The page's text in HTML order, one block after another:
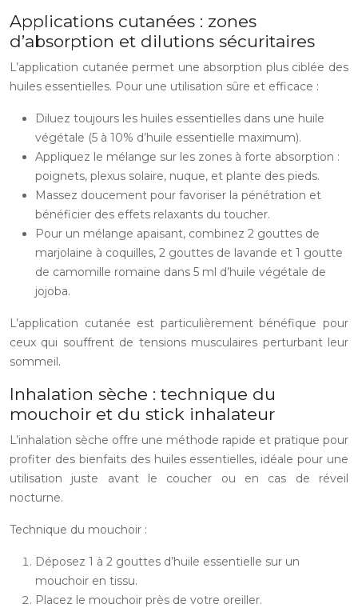
Applications cutanées : zones
d’absorption et dilutions sécuritaires
L’application cutanée permet une absorption plus ciblée des
huiles essentielles. Pour une utilisation sûre et efficace :
Diluez toujours les huiles essentielles dans une huile
végétale (5 à 10% d’huile essentielle maximum).
Appliquez le mélange sur les zones à forte absorption :
poignets, plexus solaire, nuque, et plante des pieds.
Massez doucement pour favoriser la pénétration et
bénéficier des effets relaxants du toucher.
Pour un mélange apaisant, combinez 2 gouttes de
marjolaine à coquilles, 2 gouttes de lavande et 1 goutte
de camomille romaine dans 5 ml d’huile végétale de
jojoba.
L’application cutanée est particulièrement bénéfique pour
ceux qui souffrent de tensions musculaires perturbant leur
sommeil.
Inhalation sèche : technique du
mouchoir et du stick inhalateur
L’inhalation sèche offre une méthode rapide et pratique pour
profiter des bienfaits des huiles essentielles, idéale pour une
utilisation juste avant le coucher ou en cas de réveil
nocturne.
Technique du mouchoir :
Déposez 1 à 2 gouttes d’huile essentielle sur un
mouchoir en tissu.
Placez le mouchoir près de votre oreiller.